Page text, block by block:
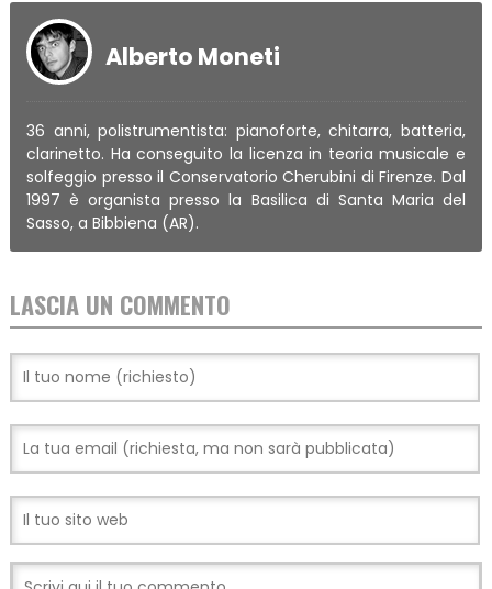
Alberto Moneti
36 anni, polistrumentista: pianoforte, chitarra, batteria,
clarinetto. Ha conseguito la licenza in teoria musicale e
solfeggio presso il Conservatorio Cherubini di Firenze. Dal
1997 è organista presso la Basilica di Santa Maria del
Sasso, a Bibbiena (AR).
LASCIA UN COMMENTO